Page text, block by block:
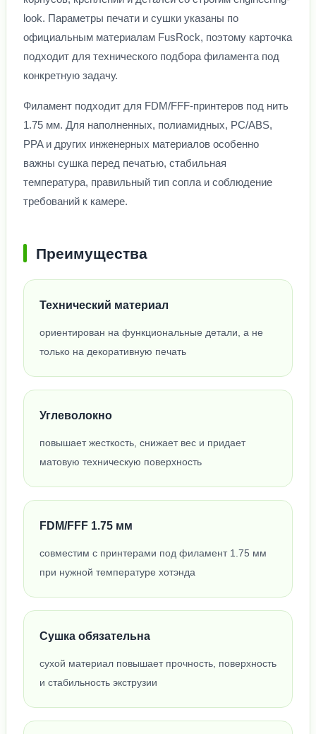
look. Параметры печати и сушки указаны по
официальным материалам FusRock, поэтому карточка
подходит для технического подбора филамента под
конкретную задачу.
Филамент подходит для FDM/FFF-принтеров под нить
1.75 мм. Для наполненных, полиамидных, PC/ABS,
PPA и других инженерных материалов особенно
важны сушка перед печатью, стабильная
температура, правильный тип сопла и соблюдение
требований к камере.
Преимущества
Технический материал
ориентирован на функциональные детали, а не
только на декоративную печать
Углеволокно
повышает жесткость, снижает вес и придает
матовую техническую поверхность
FDM/FFF 1.75 мм
совместим с принтерами под филамент 1.75 мм
при нужной температуре хотэнда
Сушка обязательна
сухой материал повышает прочность, поверхность
и стабильность экструзии